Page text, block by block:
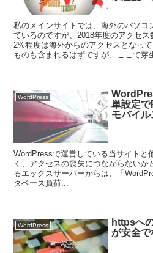
私のメインサイトでは、海外のパソコ
ているのですが、2018年度のアクセ
2%程度は海外からのアクセスとなっ
ものも含まれるはずですが、ここで芽
WordPress
単設定
モバイ
WordPressで運営している当サイトと
く、アクセスの喪失につながらない
るエックスサーバーからは、「
タベース負荷...
WordPress
httpsへ
が安全で